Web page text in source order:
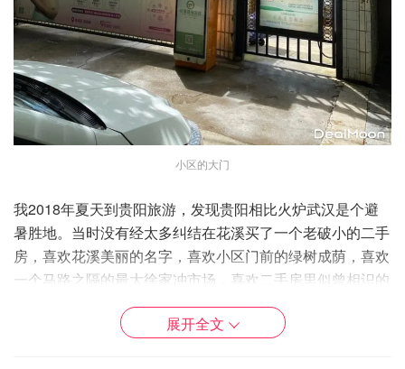
小区的大门
我2018年夏天到贵阳旅游，发现贵阳相比火炉武汉是个避
暑胜地。当时没有经太多纠结在花溪买了一个老破小的二手
房，喜欢花溪美丽的名字，喜欢小区门前的绿树成荫，喜欢
一个马路之隔的最大徐家冲市场，喜欢二手房里似曾相识的
家的感觉。于是它就成为我每年夏天必去休养生息的地方。
展开全文